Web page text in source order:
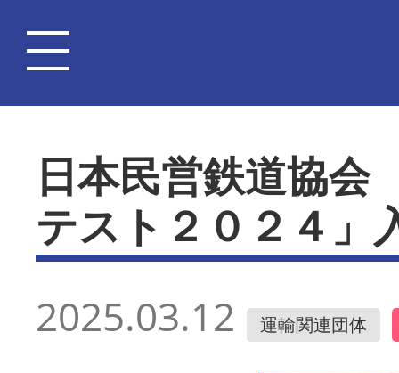
日本民営鉄道協
テスト２０２４」
2025.03.12 運輸関連団体